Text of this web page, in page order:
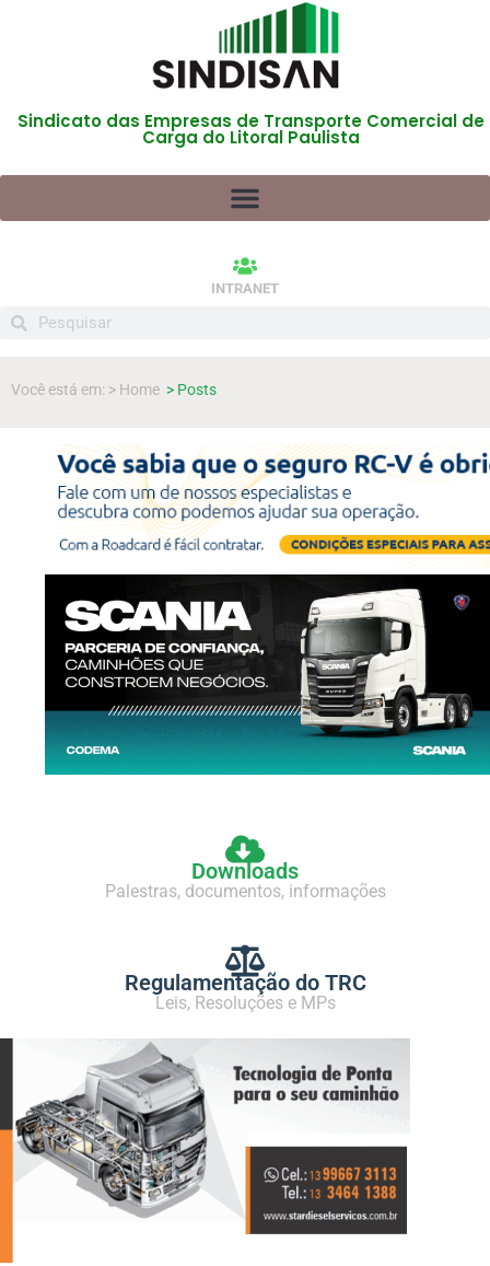
Sindicato das Empresas de Transporte Comercial de
Carga do Litoral Paulista
INTRANET
Você está em: > Home > Posts
Downloads
Palestras, documentos, informações
Regulamentação do TRC
Leis, Resoluções e MPs